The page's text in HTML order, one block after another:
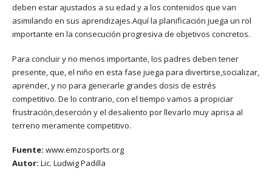
deben estar ajustados a su edad y a los contenidos que van
asimilando en sus aprendizajes.Aquí la planificación juega un rol
importante en la consecución progresiva de objetivos concretos.
Para concluir y no menos importante, los padres deben tener
presente, que, el niño en esta fase juega para divertirse,socializar,
aprender, y no para generarle grandes dosis de estrés
competitivo. De lo contrario, con el tiempo vamos a propiciar
frustración,deserción y el desaliento por llevarlo muy aprisa al
terreno meramente competitivo.
Fuente: www.emzosports.org
Autor: Lic. Ludwig Padilla